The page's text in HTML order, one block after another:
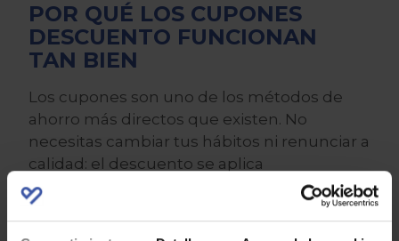
POR QUÉ LOS CUPONES
DESCUENTO FUNCIONAN
TAN BIEN
Los cupones son uno de los métodos de
ahorro más directos que existen. No
necesitas cambiar tus hábitos ni renunciar a
calidad: el descuento se aplica
directamente en caja.